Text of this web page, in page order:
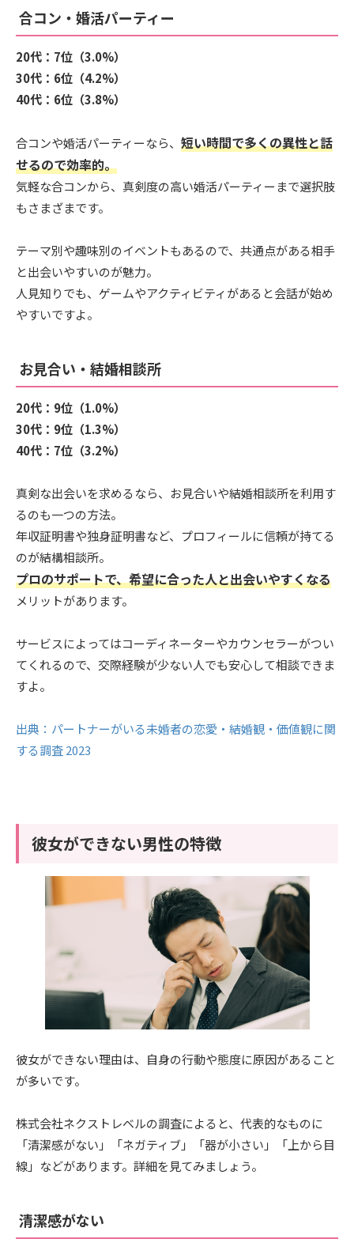
合コン・婚活パーティー
20代：7位（3.0%）
30代：6位（4.2%）
40代：6位（3.8%）
合コンや婚活パーティーなら、 短い時間で多くの異性と話
せるので効率的。
気軽な合コンから、真剣度の高い婚活パーティーまで選択肢
もさまざまです。
テーマ別や趣味別のイベントもあるので、共通点がある相手
と出会いやすいのが魅力。
人見知りでも、ゲームやアクティビティがあると会話が始め
やすいですよ。
お見合い・結婚相談所
20代：9位（1.0%）
30代：9位（1.3%）
40代：7位（3.2%）
真剣な出会いを求めるなら、お見合いや結婚相談所を利用す
るのも一つの方法。
年収証明書や独身証明書など、プロフィールに信頼が持てる
のが結構相談所。
プロのサポートで、希望に合った人と出会いやすくなる
メリットがあります。
サービスによってはコーディネーターやカウンセラーがつい
てくれるので、交際経験が少ない人でも安心して相談できま
すよ。
出典：パートナーがいる未婚者の恋愛・結婚観・価値観に関
する調査 2023
彼女ができない男性の特徴
彼女ができない理由は、自身の行動や態度に原因があること
が多いです。
株式会社ネクストレベルの調査によると、代表的なものに
「清潔感がない」「ネガティブ」「器が小さい」「上から目
線」などがあります。詳細を見てみましょう。
清潔感がない